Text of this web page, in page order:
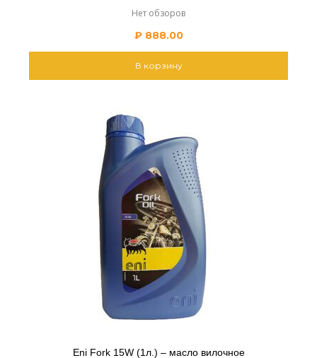
Нет обзоров
₽888.00
В корзину
Eni Fork 15W (1л.) – масло вилочное